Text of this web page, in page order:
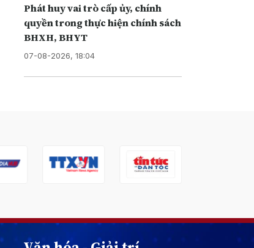
Phát huy vai trò cấp ủy, chính
quyền trong thực hiện chính sách
BHXH, BHYT
07-08-2026, 18:04